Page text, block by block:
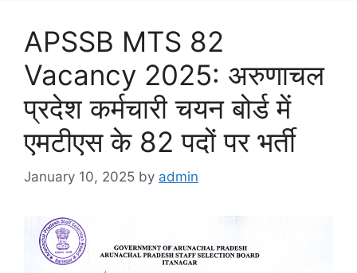
APSSB MTS 82
Vacancy 2025: अरुणाचल
प्रदेश कर्मचारी चयन बोर्ड में
एमटीएस के 82 पदों पर भर्ती
January 10, 2025 by admin